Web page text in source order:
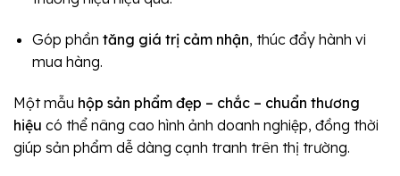
Góp phần tăng giá trị cảm nhận, thúc đẩy hành vi
mua hàng.
Một mẫu hộp sản phẩm đẹp – chắc – chuẩn thương
hiệu có thể nâng cao hình ảnh doanh nghiệp, đồng thời
giúp sản phẩm dễ dàng cạnh tranh trên thị trường.